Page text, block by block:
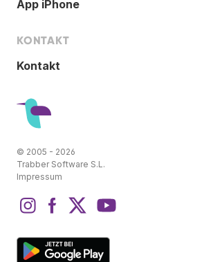
App iPhone
KONTAKT
Kontakt
© 2005 - 2026
Trabber Software S.L.
Impressum